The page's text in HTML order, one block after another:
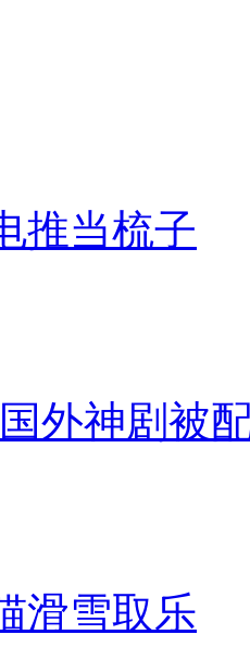
推当梳子
外神剧被
滑雪取乐